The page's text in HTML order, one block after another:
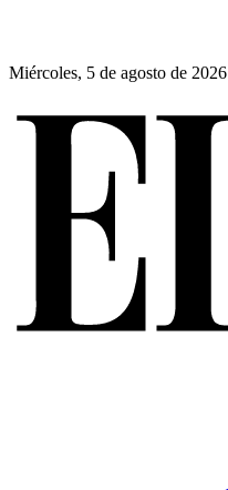
Miércoles, 5 de agosto de 2026